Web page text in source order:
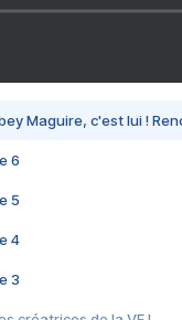
Maguire, c'est lui !
6
5
4
3